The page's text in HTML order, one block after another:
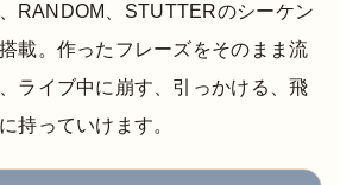
RANDOM、STUTTERのシーケン
載。作ったフレーズをそのまま流
ライブ中に崩す、引っかける、飛
持っていけます。